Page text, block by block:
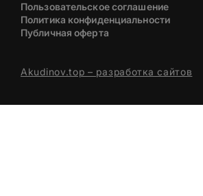
Пользовательское соглашение
Политика конфиденциальности
Публичная оферта
Akudinov.top – разработка сайтов